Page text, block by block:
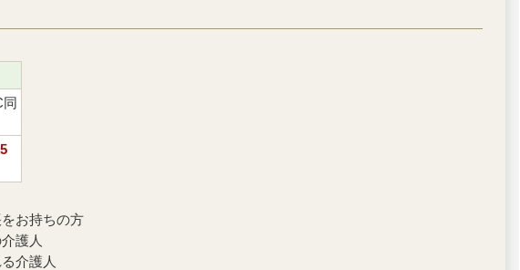
お持ちの方
護人
介護人